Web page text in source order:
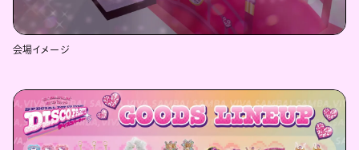
会場イメージ